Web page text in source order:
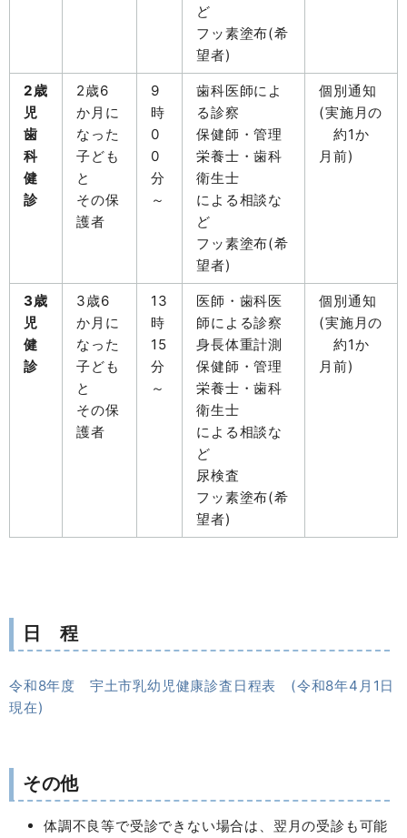
ど
フッ素塗布(希
望者)
2歳
児
歯
科
健
診
2歳6
か月に
なった
子ども
と
その保
護者
9
時
0
0
分
～
歯科医師によ
る診察
保健師・管理
栄養士・歯科
衛生士
による相談な
ど
フッ素塗布(希
望者)
個別通知
(実施月の
約1か
月前)
3歳
児
健
診
3歳6
か月に
なった
子ども
と
その保
護者
13
時
15
分
～
医師・歯科医
師による診察
身長体重計測
保健師・管理
栄養士・歯科
衛生士
による相談な
ど
尿検査
フッ素塗布(希
望者)
個別通知
(実施月の
約1か
月前)
日 程
令和8年度 宇土市乳幼児健康診査日程表 (令和8年4月1日
現在)
その他
体調不良等で受診できない場合は、翌月の受診も可能